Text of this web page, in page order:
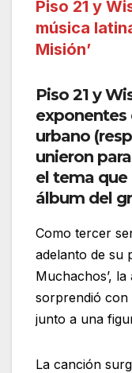
Piso 21 y
música
Misión’
Piso 21 y
exponentes
urbano
unieron
el tema que
álbum del
Como tercer
adelanto de su
Muchachos’,
sorprendió
junto a una
La canción